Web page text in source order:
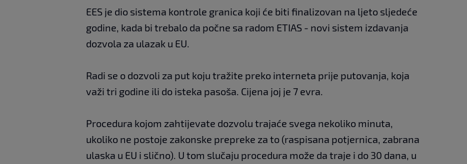
EES je dio sistema kontrole granica koji će biti finalizovan na ljeto sljedeće
godine, kada bi trebalo da počne sa radom ETIAS - novi sistem izdavanja
dozvola za ulazak u EU.
Radi se o dozvoli za put koju tražite preko interneta prije putovanja, koja
važi tri godine ili do isteka pasoša. Cijena joj je 7 evra.
Procedura kojom zahtijevate dozvolu trajaće svega nekoliko minuta,
ukoliko ne postoje zakonske prepreke za to (raspisana potjernica, zabrana
ulaska u EU i slično). U tom slučaju procedura može da traje i do 30 dana, u